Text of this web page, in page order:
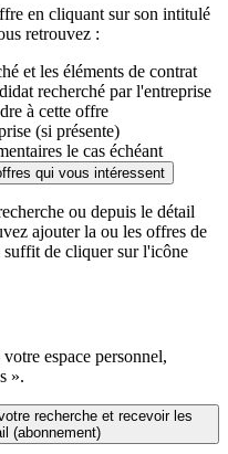
en cliquant sur son intitulé
retrouvez :
et les éléments de contrat
recherché par l'entreprise
à cette offre
(si présente)
le cas échéant
qui vous intéressent
ou depuis le détail
ajouter la ou les offres de
de cliquer sur l'icône
espace personnel,
».
recherche et recevoir les
(abonnement)